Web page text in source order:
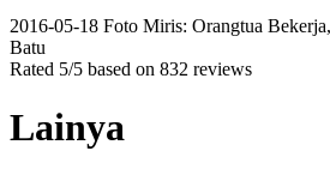
2016-05-18 Foto Miris: Orangtua
Batu
Rated 5/5 based on 832 reviews
Lainya